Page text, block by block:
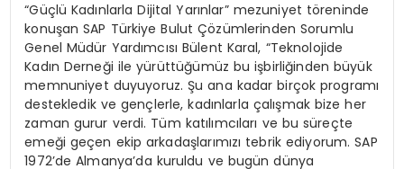
“Güçlü Kadınlarla Dijital Yarınlar” mezuniyet töreninde
konuşan SAP Türkiye Bulut Çözümlerinden Sorumlu
Genel Müdür Yardımcısı Bülent Karal, “Teknolojide
Kadın Derneği ile yürüttüğümüz bu işbirliğinden büyük
memnuniyet duyuyoruz. Şu ana kadar birçok programı
destekledik ve gençlerle, kadınlarla çalışmak bize her
zaman gurur verdi. Tüm katılımcıları ve bu süreçte
emeği geçen ekip arkadaşlarımızı tebrik ediyorum. SAP
1972’de Almanya’da kuruldu ve bugün dünya